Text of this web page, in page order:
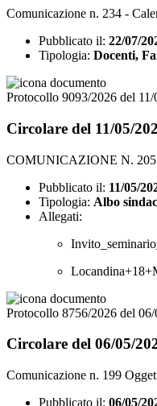
Comunicazione n. 234 -
Pubblicato il: 22/07/
Tipologia: Docenti,
Protocollo 9093/2026 del 11/
Circolare del 11/05/
COMUNICAZIONE N. 205
Pubblicato il: 11/05/
Tipologia: Albo
Allegati:
Protocollo 8756/2026 del
Circolare del 06/05/
Comunicazione n. 199
Pubblicato il: 06/05/